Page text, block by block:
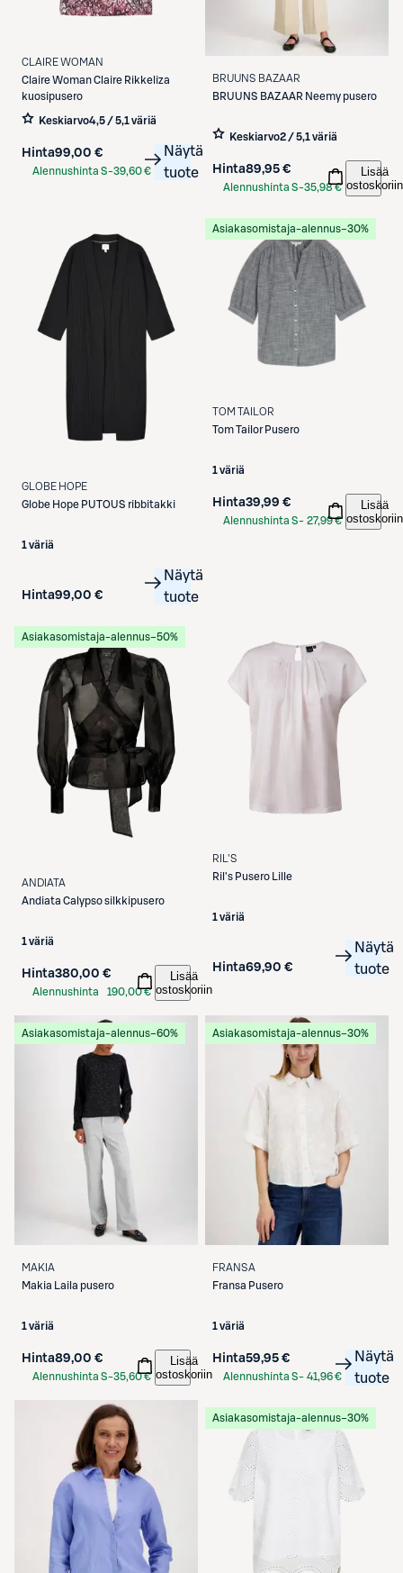
CLAIRE WOMAN
Claire WomanClaire Rikkeliza
kuosipusero
Keskiarvo4,5 / 5,1 väriä
Hinta99,00 €
Alennushinta S-39,60 €
Näytä
tuote
BRUUNS BAZAAR
BRUUNS BAZAAR Neemy pusero
Keskiarvo2 / 5,1 väriä
Hinta89,95 €
Alennushinta S-35,98 €
Lisää
ostoskoriin
GLOBE HOPE
Globe Hope PUTOUS ribbitakki
1 väriä
Hinta99,00 €
Näytä
tuote
Asiakasomistaja-alennus−30%
TOM TAILOR
Tom Tailor Pusero
1 väriä
Hinta39,99 €
Alennushinta S- 27,99 €
Lisää
ostoskoriin
Asiakasomistaja-alennus−50%
ANDIATA
Andiata Calypso silkkipusero
1 väriä
Hinta380,00 €
Alennushinta
190,00 €
Lisää
ostoskoriin
RIL'S
Ril's Pusero Lille
1 väriä
Hinta69,90 €
Näytä
tuote
Asiakasomistaja-alennus−60%
MAKIA
Makia
Laila pusero
1 väriä
Hinta89,00 €
Alennushinta S-35,60 €
Lisää
ostoskoriin
Asiakasomistaja-alennus−30%
FRANSA
Fransa Pusero
1 väriä
Hinta59,95 €
Alennushinta S- 41,96 €
Näytä
tuote
Asiakasomistaja-alennus−30%